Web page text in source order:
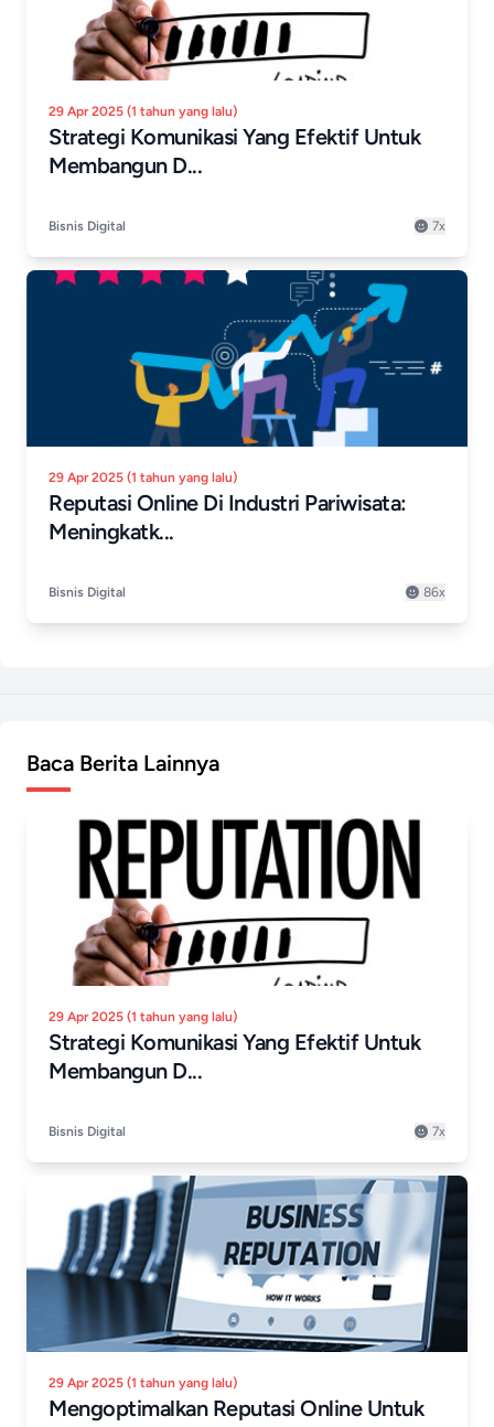
29 Apr 2025 (1 tahun yang lalu)
Strategi Komunikasi Yang Efektif Untuk
Membangun D...
Bisnis Digital 7x
29 Apr 2025 (1 tahun yang lalu)
Reputasi Online Di Industri Pariwisata:
Meningkatk...
Bisnis Digital 86x
Baca Berita Lainnya
29 Apr 2025 (1 tahun yang lalu)
Strategi Komunikasi Yang Efektif Untuk
Membangun D...
Bisnis Digital 7x
29 Apr 2025 (1 tahun yang lalu)
Mengoptimalkan Reputasi Online Untuk